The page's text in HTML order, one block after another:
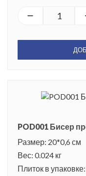
POD001 Бисер
Размер: 20*0,6 см
Вес: 0.024 кг
Плиток в